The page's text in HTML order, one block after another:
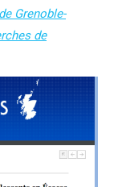
Grenoble-
de